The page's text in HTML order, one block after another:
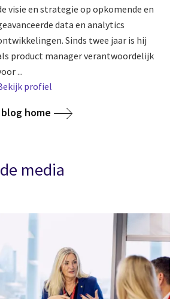
visie en strategie op opkomende en
data en analytics
Sinds twee jaar is hij
product manager verantwoordelijk
...
profiel
home
media